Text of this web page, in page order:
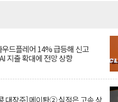
우드플레어 14% 급등해 신고
지출 확대에 전망 상향